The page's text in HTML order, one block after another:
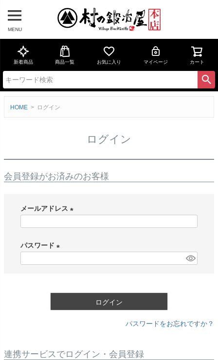
MENU
新着商品 商品一覧 お気に入り マイページ カート
HOME ログイン
ログイン
会員登録がお済みのお客様
メールアドレス
パスワード
ログイン
パスワードをお忘れですか？
連携サービスでログイン・会員登録